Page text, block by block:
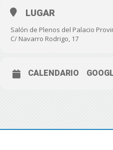
LUGAR
Salón de Plenos del Palacio
C/ Navarro Rodrigo, 17
CALENDARIO